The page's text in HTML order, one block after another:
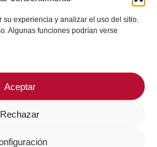
experiencia y analizar el uso del sitio.
Algunas funciones podrían verse
Aceptar
Rechazar